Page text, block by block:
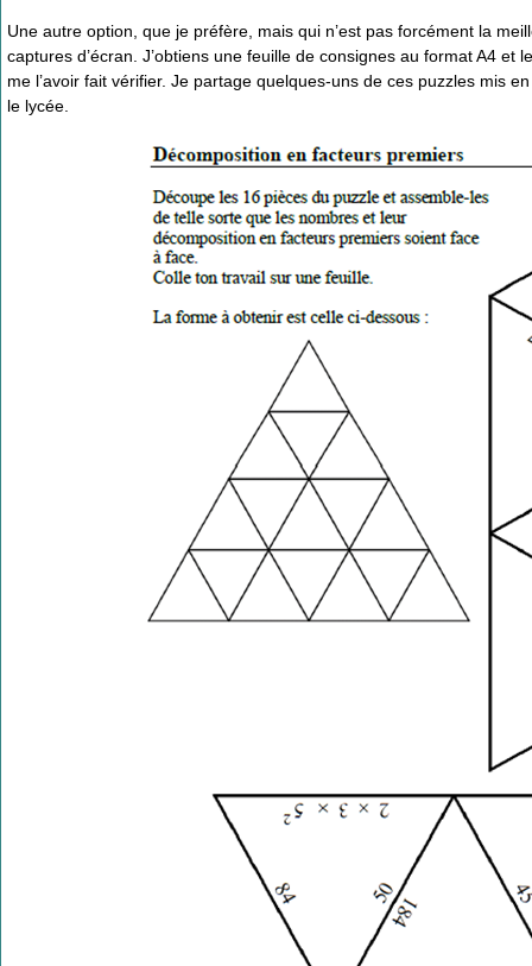
Une autre option, que je préfère, mais qui n’est pas forcément la
captures d’écran. J’obtiens une feuille de consignes au format A4
me l’avoir fait vérifier. Je partage quelques-uns de ces puzzles mis
le lycée.